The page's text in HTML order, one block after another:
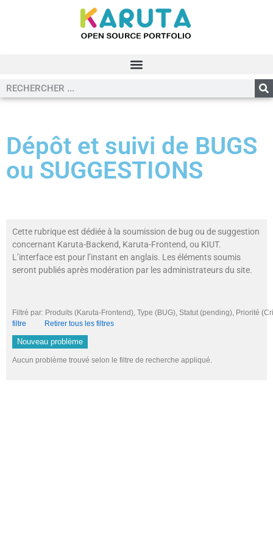
Dépôt et suivi de BUGS
ou SUGGESTIONS
Cette rubrique est dédiée à la soumission de bug ou de suggestion
concernant Karuta-Backend, Karuta-Frontend, ou KIUT.
L’interface est pour l’instant en anglais. Les éléments soumis
seront publiés après modération par les administrateurs du site.
Filtré par: Produits (Karuta-Frontend), Type (BUG), Statut (pending),
filtre
Retirer tous les filtres
Nouveau problème
Aucun problème trouvé selon le filtre de recherche appliqué.